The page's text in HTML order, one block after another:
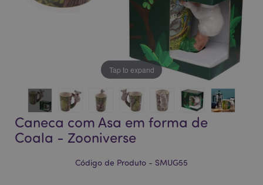
Tap to expand
Caneca com Asa em forma de
Coala - Zooniverse
Código de Produto - SMUG55